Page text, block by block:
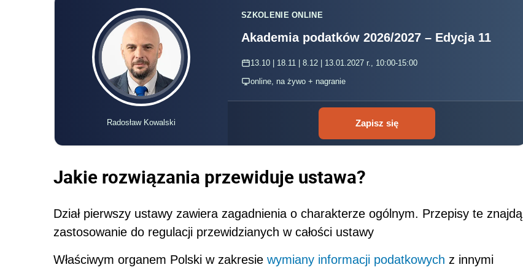
Radosław Kowalski
SZKOLENIE ONLINE
Akademia podatków 2026/2027 – Edycja 11
13.10 | 18.11 | 8.12 | 13.01.2027 r., 10:00-15:00
online, na żywo + nagranie
Zapisz się
Jakie rozwiązania przewiduje ustawa?
Dział pierwszy ustawy zawiera zagadnienia o charakterze ogólnym. Przepisy te znajdą
zastosowanie do regulacji przewidzianych w całości ustawy
Właściwym organem Polski w zakresie wymiany informacji podatkowych z innymi